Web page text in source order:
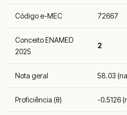
Código e-MEC 72667
Conceito ENAMED
2025
2
Nota geral 58.03
Proficiência (θ) -0.5126